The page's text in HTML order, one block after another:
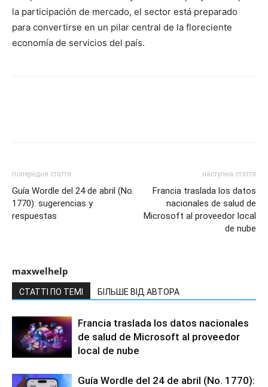
la participación de mercado, el sector está preparado
para convertirse en un pilar central de la floreciente
economía de servicios del país.
попередня стаття
Guía Wordle del 24 de abril (No.
1770): sugerencias y
respuestas
наступна стаття
Francia traslada los datos
nacionales de salud de
Microsoft al proveedor local
de nube
maxwelhelp
СТАТТІ ПО ТЕМІ БІЛЬШЕ ВІД АВТОРА
Francia traslada los datos nacionales
de salud de Microsoft al proveedor
local de nube
Guía Wordle del 24 de abril (No. 1770):